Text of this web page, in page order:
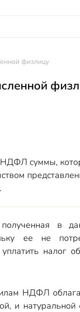
физлицу
суммы,
в
ее не
уплатить
НДФЛ
и